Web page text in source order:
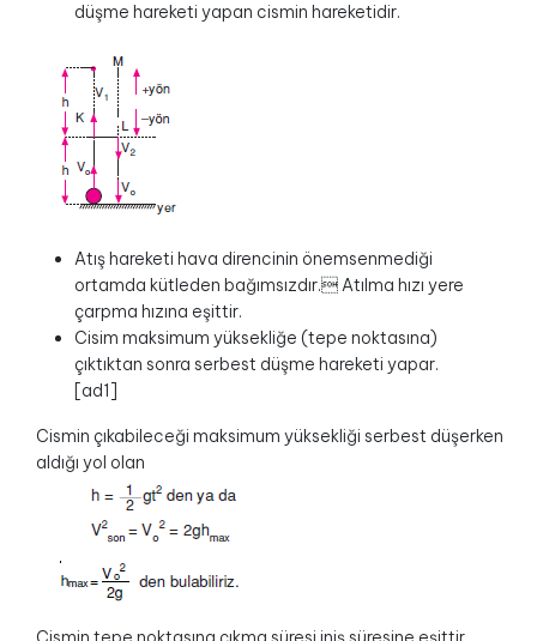
düşme hareketi yapan cismin hareketidir.
Atış hareketi hava direncinin önemsenmediği
ortamda kütleden bağımsızdır. Atılma hızı yere
çarpma hızına eşittir.
Cisim maksimum yüksekliğe (tepe noktasına)
çıktıktan sonra serbest düşme hareketi yapar.
[ad1]
Cismin çıkabileceği maksimum yüksekliği serbest düşerken
aldığı yol olan